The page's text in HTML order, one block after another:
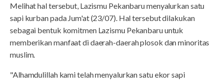
Melihat hal tersebut, Lazismu Pekanbaru menyalurkan satu
sapi kurban pada Jum'at (23/07). Hal tersebut dilakukan
sebagai bentuk komitmen Lazismu Pekanbaru untuk
memberikan manfaat di daerah-daerah plosok dan minoritas
muslim.
"Alhamdulillah kami telah menyalurkan satu ekor sapi